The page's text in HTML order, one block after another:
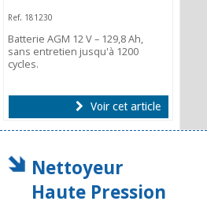
Ref. 181230
Batterie AGM 12 V – 129,8 Ah,
sans entretien jusqu'à 1200
cycles.
Voir cet article
Nettoyeur
Haute Pression